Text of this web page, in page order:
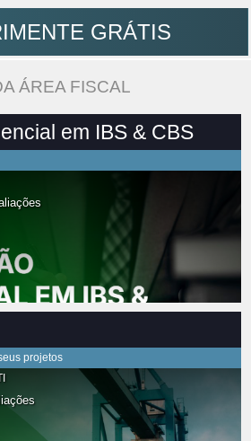
GRÁTIS
ÁREA FISCAL
em IBS & CBS
projetos